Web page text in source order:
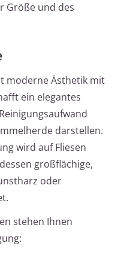
Größe und des
moderne Ästhetik mit
ein elegantes
darstellen.
wird auf Fliesen
großflächige,
oder
stehen Ihnen